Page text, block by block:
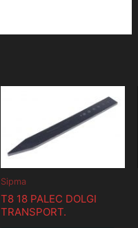
Sipma
T8 18 PALEC DOLGI
TRANSPORT.